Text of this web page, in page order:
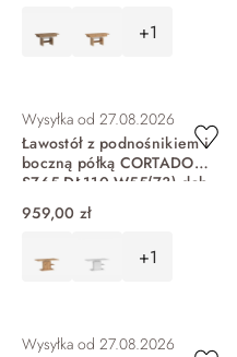
+1
Wysyłka od 27.08.2026
Ławostół z podnośnikiem i
boczną półką CORTADO
SZ65 DŁ110 W55(73) dąb
coast evoke CRTT07
959,00 zł
+1
Wysyłka od 27.08.2026